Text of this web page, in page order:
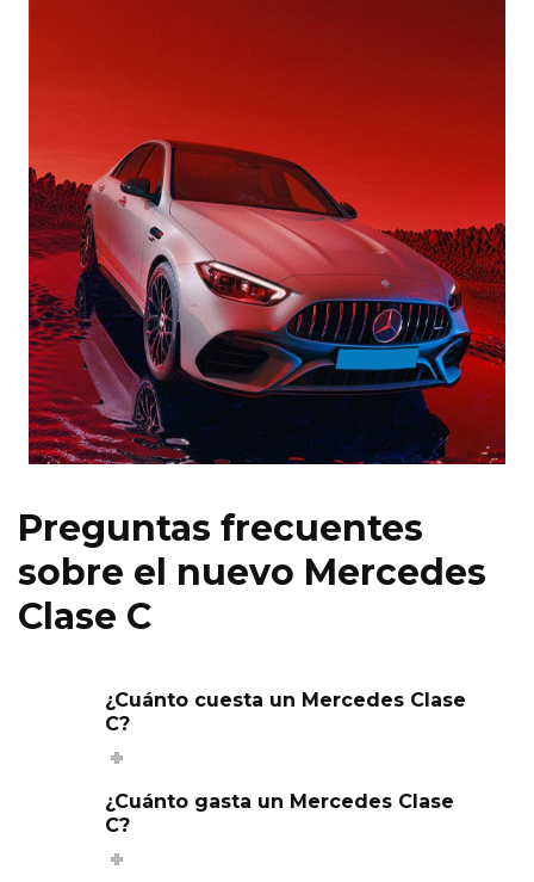
Preguntas frecuentes
sobre el nuevo Mercedes
Clase C
¿Cuánto cuesta un Mercedes Clase
C?
¿Cuánto gasta un Mercedes Clase
C?